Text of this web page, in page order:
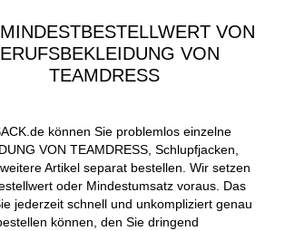
VON
VON
TEAMDRESS
können Sie problemlos einzelne
VON TEAMDRESS, Schlupfjacken,
Artikel separat bestellen. Wir setzen
oder Mindestumsatz voraus. Das
jederzeit schnell und unkompliziert genau
können, den Sie dringend